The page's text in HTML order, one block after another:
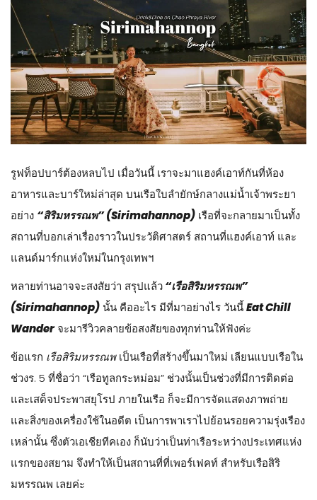
รูฟท็อปบาร์ต้องหลบไป เมื่อวันนี้ เราจะมาแฮงค์เอาท์กันที่ห้อง
อาหารและบาร์ใหม่ล่าสุด บนเรือใบลำยักษ์กลางแม่น้ำเจ้าพระยา
อย่าง “สิริมหรรณพ” (Sirimahannop) เรือที่จะกลายมาเป็นทั้ง
สถานที่บอกเล่าเรื่องราวในประวัติศาสตร์ สถานที่แฮงค์เอาท์ และ
แลนด์มาร์กแห่งใหม่ในกรุงเทพฯ
หลายท่านอาจจะสงสัยว่า สรุปแล้ว“เรือสิริมหรรณพ”
(Sirimahannop)นั้น คืออะไร มีที่มาอย่างไร วันนี้Eat Chill
Wanderจะมารีวิวคลายข้อสงสัยของทุกท่านให้ฟังค่ะ
ข้อแรก เรือสิริมหรรณพเป็นเรือที่สร้างขึ้นมาใหม่ เลียนแบบเรือใน
ช่วงร. 5 ที่ชื่อว่า “เรือทูลกระหม่อม” ช่วงนั้นเป็นช่วงที่มีการติดต่อ
และเสด็จประพาสยุโรป ภายในเรือ ก็จะมีการจัดแสดงภาพถ่าย
และสิ่งของเครื่องใช้ในอดีต เป็นการพาเราไปย้อนรอยความรุ่งเรือง
เหล่านั้น ซึ่งตัวเอเชียทีคเอง ก็นับว่าเป็นท่าเรือระหว่างประเทศแห่ง
แรกของสยาม จึงทำให้เป็นสถานที่ที่เพอร์เฟคท์ สำหรับเรือสิริ
มหรรณพ เลยค่ะ